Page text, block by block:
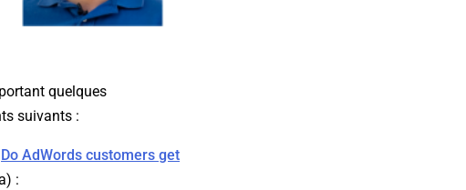
quelques
suivants :
Do AdWords customers get
: